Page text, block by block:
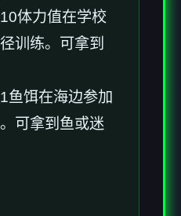
体力值在学校
训练。可拿到
鱼饵在海边参加
可拿到鱼或迷